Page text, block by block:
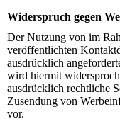
Widerspruch gegen
Der Nutzung von im
veröffentlichten
ausdrücklich
wird hiermit
ausdrücklich rechtliche
Zusendung von
vor.